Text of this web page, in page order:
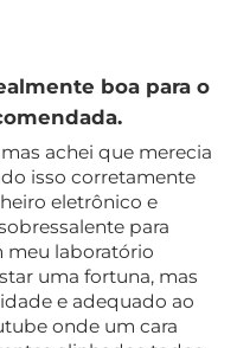
boa para o
achei que merecia
isso corretamente
eletrônico e
para
meu laboratório
uma fortuna, mas
e adequado ao
onde um cara